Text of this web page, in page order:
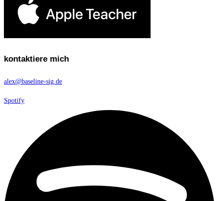
kontaktiere mich
alex@baseline-sig.de
Spotify